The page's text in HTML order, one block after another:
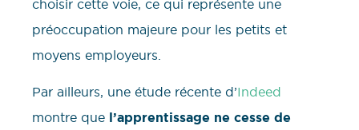
choisir cette voie, ce qui représente une
préoccupation majeure pour les petits et
moyens employeurs.
Par ailleurs, une étude récente d’Indeed
montre que l’apprentissage ne cesse de